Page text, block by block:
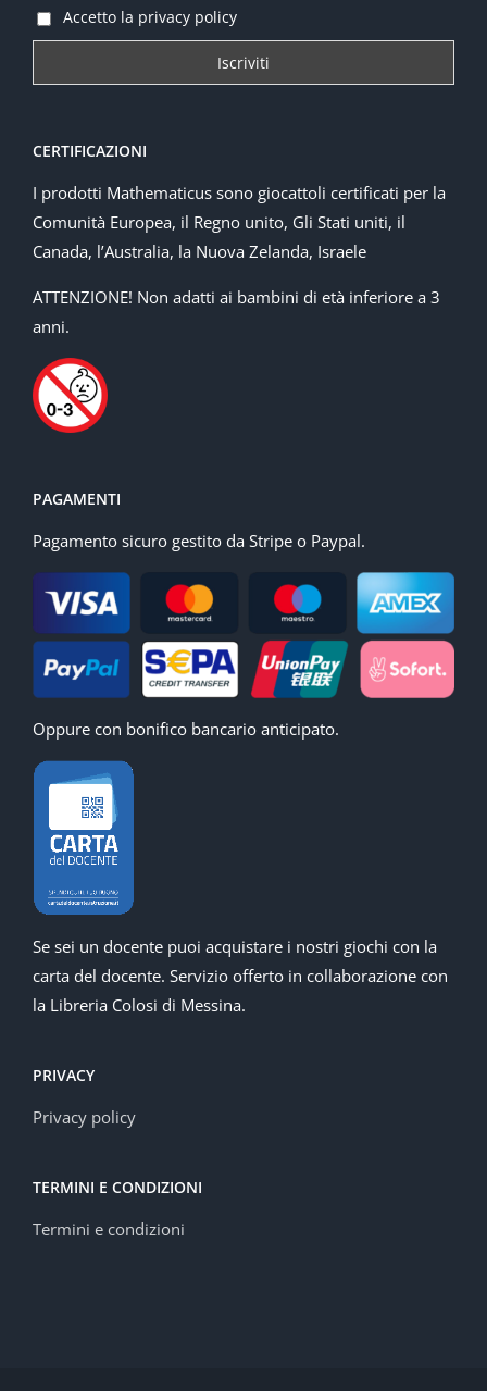
Accetto la privacy policy
CERTIFICAZIONI
I prodotti Mathematicus sono giocattoli certificati per la
Comunità Europea, il Regno unito, Gli Stati uniti, il
Canada, l’Australia, la Nuova Zelanda, Israele
ATTENZIONE! Non adatti ai bambini di età inferiore a 3
anni.
PAGAMENTI
Pagamento sicuro gestito da Stripe o Paypal.
Oppure con bonifico bancario anticipato.
Se sei un docente puoi acquistare i nostri giochi con la
carta del docente. Servizio offerto in collaborazione con
la Libreria Colosi di Messina.
PRIVACY
Privacy policy
TERMINI E CONDIZIONI
Termini e condizioni